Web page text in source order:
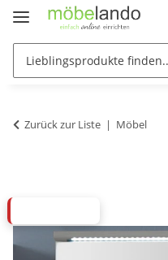
Zurück zur Liste Möbel